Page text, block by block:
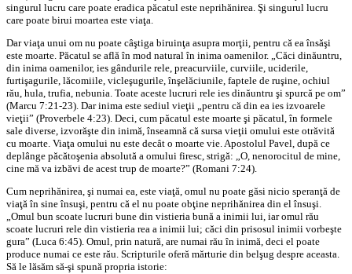
singurul lucru care poate eradica păcatul este neprihănirea. Şi singurul lucru
care poate birui moartea este viaţa.
Dar viaţa unui om nu poate câştiga biruinţa asupra morţii, pentru că ea însăşi
este moarte. Păcatul se află în mod natural în inima oamenilor. „Căci dinăuntru,
din inima oamenilor, ies gândurile rele, preacurviile, curviile, uciderile,
furtişagurile, lăcomiile, vicleşugurile, înşelăciunile, faptele de ruşine, ochiul
rău, hula, trufia, nebunia. Toate aceste lucruri rele ies dinăuntru şi spurcă pe om”
(Marcu 7:21-23). Dar inima este sediul vieţii „pentru că din ea ies izvoarele
vieţii” (Proverbele 4:23). Deci, cum păcatul este moarte şi păcatul, în formele
sale diverse, izvorăşte din inimă, înseamnă că sursa vieţii omului este otrăvită
cu moarte. Viaţa omului nu este decât o moarte vie. Apostolul Pavel, după ce
deplânge păcătoşenia absolută a omului firesc, strigă: „O, nenorocitul de mine,
cine mă va izbăvi de acest trup de moarte?” (Romani 7:24).
Cum neprihănirea, şi numai ea, este viaţă, omul nu poate găsi nicio speranţă de
viaţă în sine însuşi, pentru că el nu poate obţine neprihănirea din el însuşi.
„Omul bun scoate lucruri bune din vistieria bună a inimii lui, iar omul rău
scoate lucruri rele din vistieria rea a inimii lui; căci din prisosul inimii vorbeşte
gura” (Luca 6:45). Omul, prin natură, are numai rău în inimă, deci el poate
produce numai ce este rău. Scripturile oferă mărturie din belşug despre aceasta.
Să le lăsăm să-şi spună propria istorie: